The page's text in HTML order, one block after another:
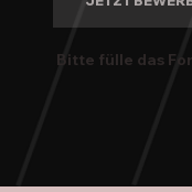
Bitte fülle das